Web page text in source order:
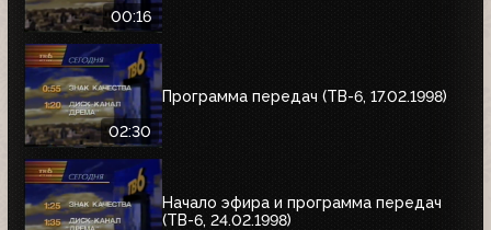
00:16
02:30
Программа передач (ТВ-6, 17.02.1998)
Начало эфира и программа передач
(ТВ-6, 24.02.1998)